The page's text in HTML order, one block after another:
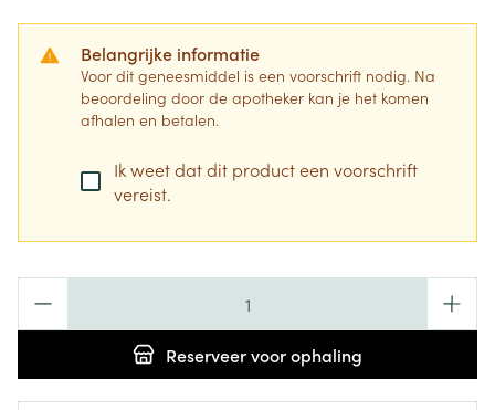
Belangrijke informatie
Voor dit geneesmiddel is een voorschrift nodig. Na
beoordeling door de apotheker kan je het komen
afhalen en betalen.
Ik weet dat dit product een voorschrift
vereist.
Reserveervoor ophaling